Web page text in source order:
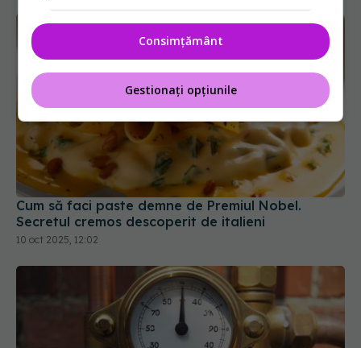
Cum să faci paste demne de Premiul Nobel.
Secretul cremos descoperit de italieni
10 oct 2025, 12:02
Consimțământ
Gestionați opțiunile